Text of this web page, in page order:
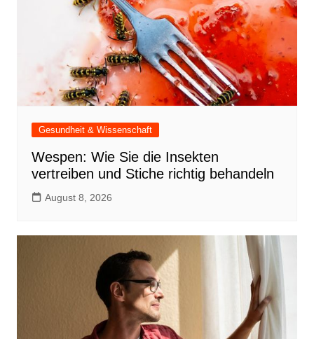
Gesundheit & Wissenschaft
Wespen: Wie Sie die Insekten
vertreiben und Stiche richtig behandeln
August 8, 2026